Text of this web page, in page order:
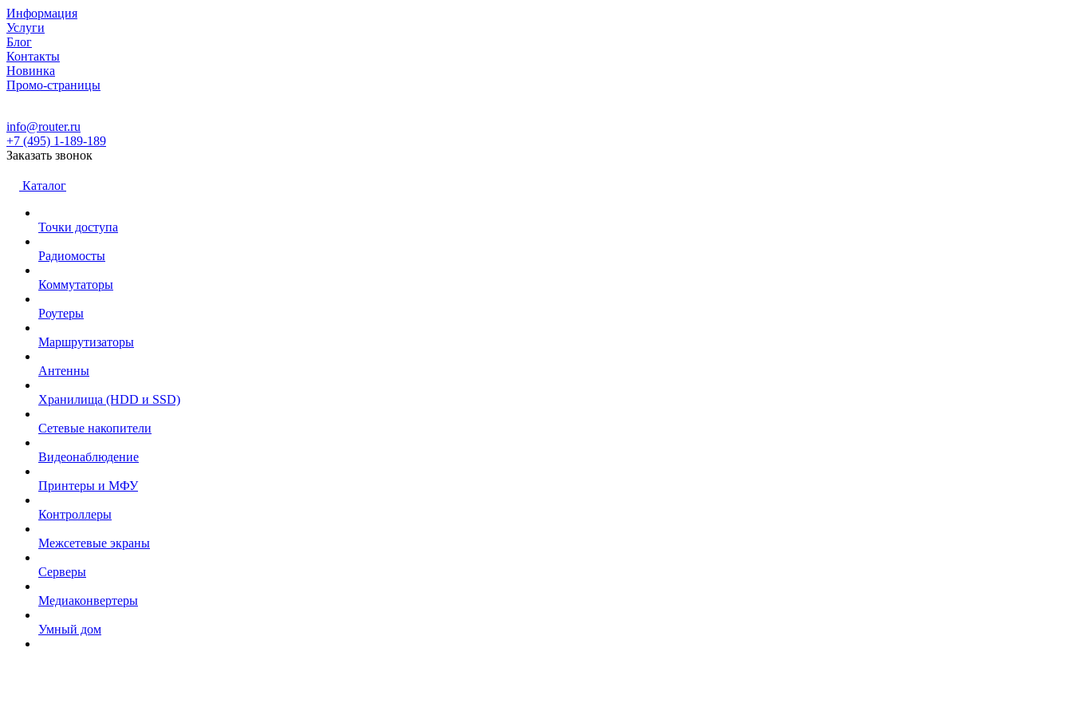
Информация
Услуги
Блог
Контакты
Новинка
Промо-страницы
info@router.ru
+7 (495) 1-189-189
Заказать звонок
Каталог
Точки доступа
Радиомосты
Коммутаторы
Роутеры
Маршрутизаторы
Антенны
Хранилища (HDD и SSD)
Сетевые накопители
Видеонаблюдение
Принтеры и МФУ
Контроллеры
Межсетевые экраны
Серверы
Медиаконвертеры
Умный дом